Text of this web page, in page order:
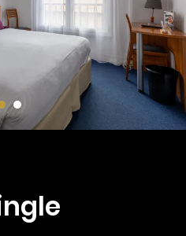
prix. Profitez de nos
passage dans
de Bergerac,
ou touristiques.
au 05 53 57 06 54 !